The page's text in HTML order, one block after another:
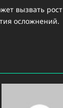
вызвать
осложнений.